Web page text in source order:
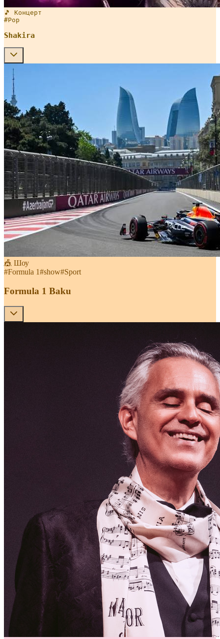
🎵 Концерт
#Pop
Shakira
🎪 Шоу
#Formula 1#show#Sport
Formula 1 Baku